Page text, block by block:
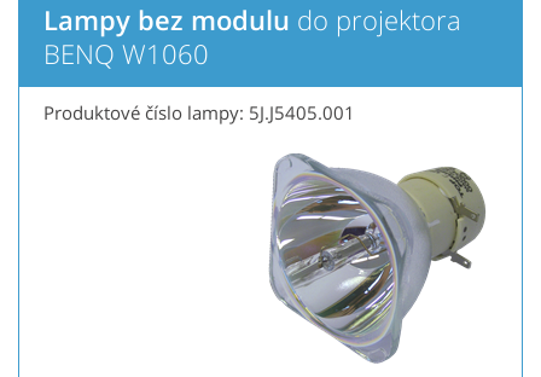
Lampy bez modulu do projektora
BENQ W1060
Produktové číslo lampy: 5J.J5405.001